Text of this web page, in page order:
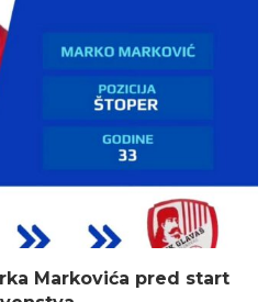
Markovića pred start